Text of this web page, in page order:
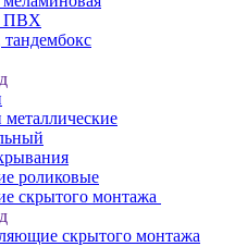
ПВХ
роликовые
скрытого монтажа
скрытого монтажа